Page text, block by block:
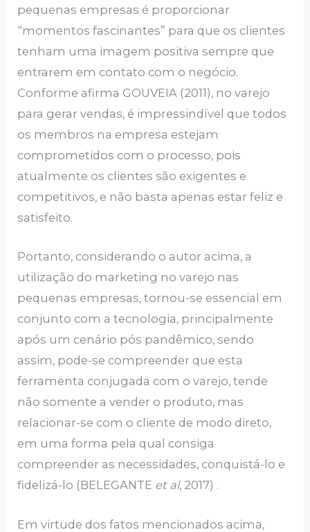
pequenas empresas é proporcionar
“momentos fascinantes” para que os clientes
tenham uma imagem positiva sempre que
entrarem em contato com o negócio.
Conforme afirma GOUVEIA (2011), no varejo
para gerar vendas, é impressindível que todos
os membros na empresa estejam
comprometidos com o processo, pois
atualmente os clientes são exigentes e
competitivos, e não basta apenas estar feliz e
satisfeito.
Portanto, considerando o autor acima, a
utilização do marketing no varejo nas
pequenas empresas, tornou-se essencial em
conjunto com a tecnologia, principalmente
após um cenário pós pandêmico, sendo
assim, pode-se compreender que esta
ferramenta conjugada com o varejo, tende
não somente a vender o produto, mas
relacionar-se com o cliente de modo direto,
em uma forma pela qual consiga
compreender as necessidades, conquistá-lo e
fidelizá-lo (BELEGANTE et al, 2017) .
Em virtude dos fatos mencionados acima,